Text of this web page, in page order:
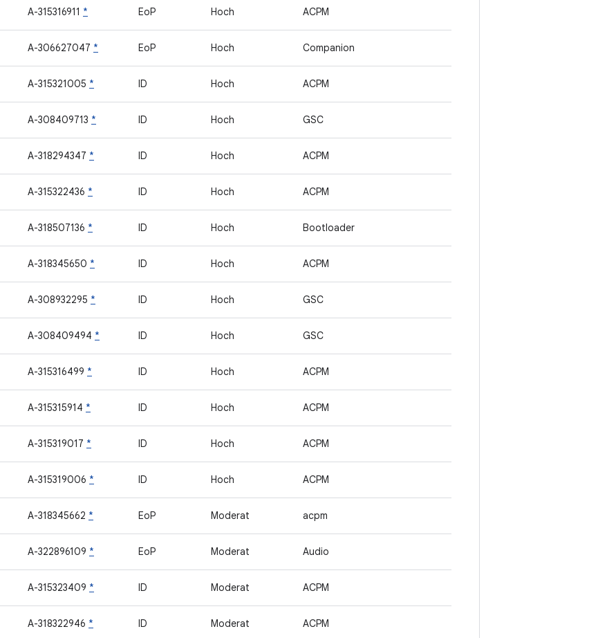
A-315316911 * EoP Hoch ACPM
A-306627047 * EoP Hoch Companion
A-315321005 * ID Hoch ACPM
A-308409713 * ID Hoch GSC
A-318294347 * ID Hoch ACPM
A-315322436 * ID Hoch ACPM
A-318507136 * ID Hoch Bootloader
A-318345650 * ID Hoch ACPM
A-308932295 * ID Hoch GSC
A-308409494 * ID Hoch GSC
A-315316499 * ID Hoch ACPM
A-315315914 * ID Hoch ACPM
A-315319017 * ID Hoch ACPM
A-315319006 * ID Hoch ACPM
A-318345662 * EoP Moderat acpm
A-322896109 * EoP Moderat Audio
A-315323409 * ID Moderat ACPM
A-318322946 * ID Moderat ACPM